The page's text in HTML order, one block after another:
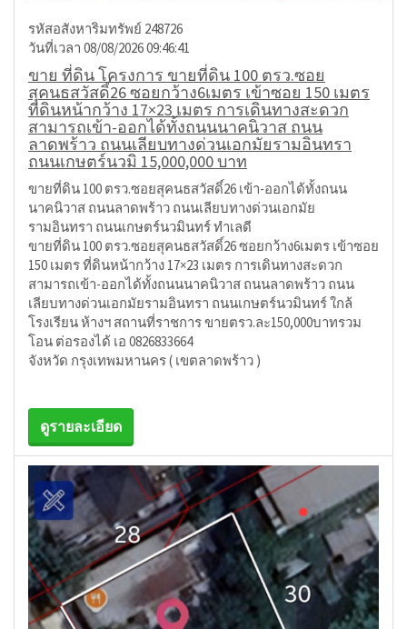
รหัสอสังหาริมทรัพย์ 248726
วันที่เวลา 08/08/2026 09:46:41
ขาย ที่ดิน โครงการ ขายที่ดิน 100 ตรว.ซอย
สุคนธสวัสดิ์26 ซอยกว้าง6เมตร เข้าซอย 150 เมตร
ที่ดินหน้ากว้าง 17×23 เมตร การเดินทางสะดวก
สามารถเข้า-ออกได้ทั้งถนนนาคนิวาส ถนน
ลาดพร้าว ถนนเลียบทางด่วนเอกมัยรามอินทรา
ถนนเกษตร์นวมิ 15,000,000 บาท
ขายที่ดิน 100 ตรว.ซอยสุคนธสวัสดิ์26 เข้า-ออกได้ทั้งถนน
นาคนิวาส ถนนลาดพร้าว ถนนเลียบทางด่วนเอกมัย
รามอินทรา ถนนเกษตร์นวมินทร์ ทำเลดี
ขายที่ดิน 100 ตรว.ซอยสุคนธสวัสดิ์26 ซอยกว้าง6เมตร เข้าซอย
150 เมตร ที่ดินหน้ากว้าง 17×23 เมตร การเดินทางสะดวก
สามารถเข้า-ออกได้ทั้งถนนนาคนิวาส ถนนลาดพร้าว ถนน
เลียบทางด่วนเอกมัยรามอินทรา ถนนเกษตร์นวมินทร์ ใกล้
โรงเรียน ห้างฯ สถานที่ราชการ ขายตรว.ละ150,000บาทรวม
โอน ต่อรองได้ เอ 0826833664
จังหวัด กรุงเทพมหานคร ( เขตลาดพร้าว )
ดูรายละเอียด